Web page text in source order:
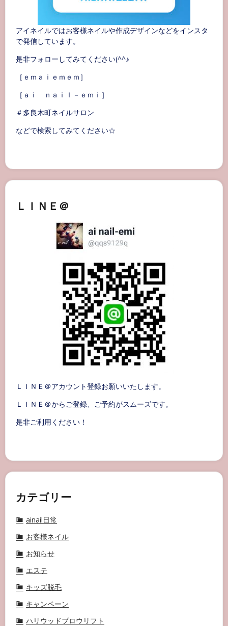
アイネイルではお客様ネイルや作成デザインなどをインスタ
で発信しています。
是非フォローしてみてください(^^♪
［ｅｍａｉｅｍｅｍ］
［ａｉ ｎａｉｌ－ｅｍｉ］
＃多良木町ネイルサロン
などで検索してみてください☆
ＬＩＮＥ＠
ＬＩＮＥ＠アカウント登録お願いいたします。
ＬＩＮＥ＠からご登録、ご予約がスムーズです。
是非ご利用ください！
カテゴリー
ainail日常
お客様ネイル
お知らせ
エステ
キッズ脱毛
キャンペーン
ハリウッドブロウリフト